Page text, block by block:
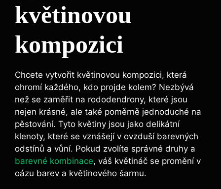
květinovou
kompozici
Chcete vytvořit květinovou kompozici, která
ohromí každého, kdo projde kolem? Nezbývá
než se zaměřit na rododendrony, které jsou
nejen krásné, ale také poměrně jednoduché na
pěstování. Tyto květiny jsou jako delikátní
klenoty, které se vznášejí v ovzduší barevných
odstínů a vůní. Pokud zvolíte správné druhy a
barevné kombinace, váš květináč se promění v
oázu barev a květinového šarmu.